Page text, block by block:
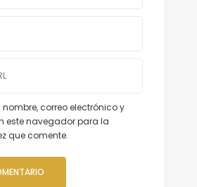
correo electrónico y
este navegador para la
que comente.